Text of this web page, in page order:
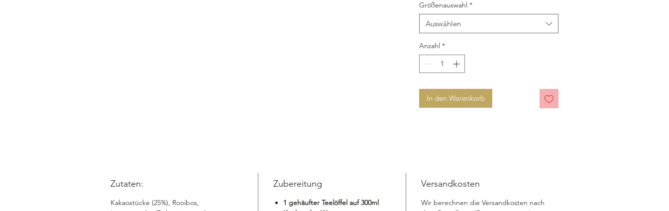
Größenauswahl *
Auswählen
Anzahl *
In den Warenkorb
Zutaten:
Kakaostücke (25%), Rooibos,
Zubereitung
1 gehäufter Teelöffel auf 300ml
Versandkosten
Wir berechnen die Versandkosten nach